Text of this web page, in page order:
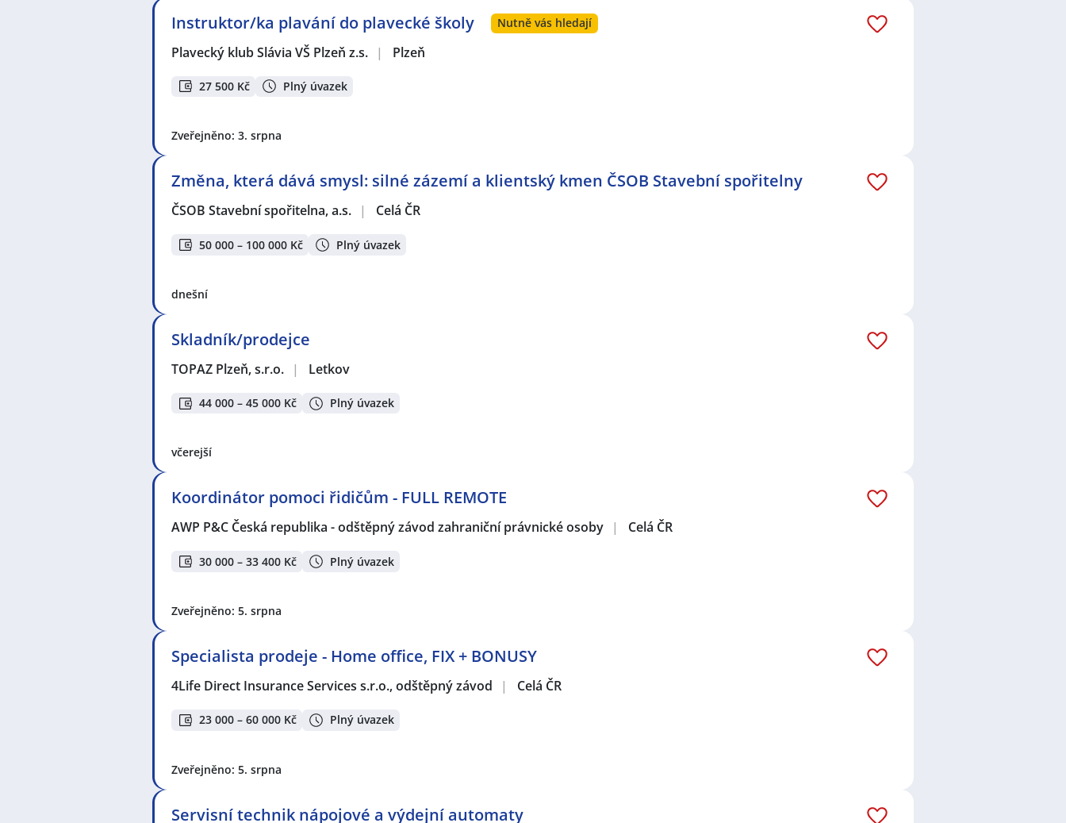
Instruktor/ka plavání do plavecké školy Nutně vás hledají
Plavecký klub Slávia VŠ Plzeň z.s. | Plzeň
27 500 Kč Plný úvazek
Zveřejněno: 3. srpna
Změna, která dává smysl: silné zázemí a klientský kmen ČSOB Stavební spořitelny
ČSOB Stavební spořitelna, a.s. | Celá ČR
50 000 – 100 000 Kč Plný úvazek
dnešní
Skladník/prodejce
TOPAZ Plzeň, s.r.o. | Letkov
44 000 – 45 000 Kč Plný úvazek
včerejší
Koordinátor pomoci řidičům - FULL REMOTE
AWP P&C Česká republika - odštěpný závod zahraniční právnické osoby | Celá ČR
30 000 – 33 400 Kč Plný úvazek
Zveřejněno: 5. srpna
Specialista prodeje - Home office, FIX + BONUSY
4Life Direct Insurance Services s.r.o., odštěpný závod | Celá ČR
23 000 – 60 000 Kč Plný úvazek
Zveřejněno: 5. srpna
Servisní technik nápojové a výdejní automaty